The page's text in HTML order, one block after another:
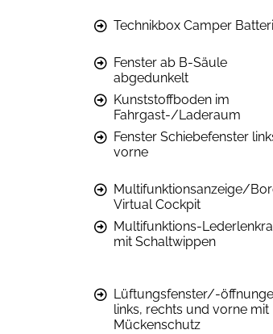
Technikbox Camper
Fenster ab B-Säule
abgedunkelt
Kunststoffboden im
Fahrgast-/Laderaum
Fenster Schiebefenster
vorne
Multifunktionsanzeige/
Virtual Cockpit
Multifunktions-
mit Schaltwippen
Lüftungsfenster/-
links, rechts und vorne mit
Mückenschutz